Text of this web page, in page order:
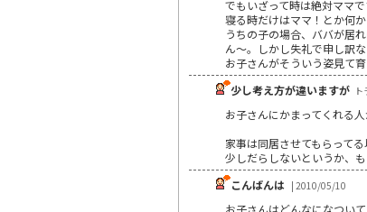
でもいざって時は絶対ママで
寝る時だけはママ！とか何
うちの子の場合、ババが居
ん～。しかし失礼で申し訳
お子さんがそういう姿見て
少し考え方が違いますが
お子さんにかまってくれる
家事は同居させてもらって
少しだらしないというか、
こんばんは | 2010/05/10
お子さんはどんなになつい